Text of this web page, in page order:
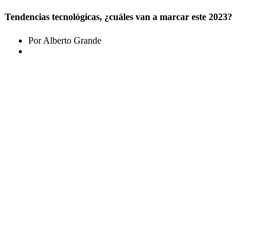
Tendencias tecnológicas, ¿cuáles van a marcar este 2023?
Por Alberto Grande